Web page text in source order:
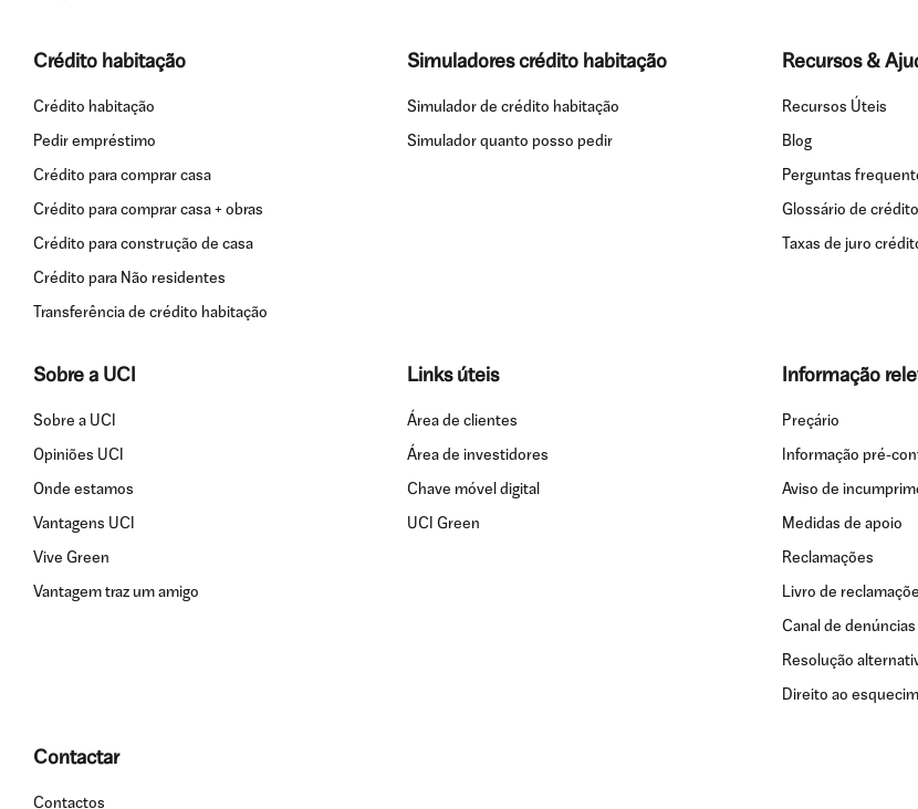
Crédito habitação
Crédito habitação
Pedir empréstimo
Crédito para comprar casa
Crédito para comprar casa + obras
Crédito para construção de casa
Crédito para Não residentes
Transferência de crédito habitação
Simuladores crédito habitação
Simulador de crédito habitação
Simulador quanto posso pedir
Recursos &
Recursos Úteis
Blog
Perguntas
Glossário de
Taxas de juro
Sobre a UCI
Sobre a UCI
Opiniões UCI
Onde estamos
Vantagens UCI
Vive Green
Vantagem traz um amigo
Links úteis
Área de clientes
Área de investidores
Chave móvel digital
UCI Green
Informação
Preçário
Informação pré-
Aviso de
Medidas de apoio
Reclamações
Livro de
Canal de denúncias
Resolução
Direito ao
Contactar
Contactos